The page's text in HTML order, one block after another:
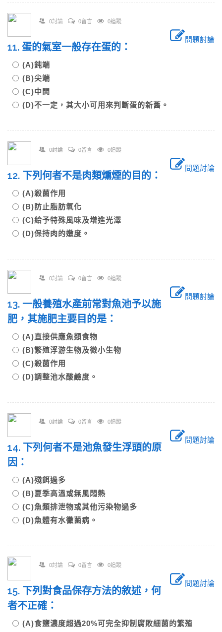
0討論 0留言 0追蹤
問題討論
11. 蛋的氣室一般存在蛋的：
(A)鈍端
(B)尖端
(C)中間
(D)不一定，其大小可用來判斷蛋的新舊。
0討論 0留言 0追蹤
問題討論
12. 下列何者不是肉類燻煙的目的：
(A)殺菌作用
(B)防止脂肪氧化
(C)給予特殊風味及增進光澤
(D)保持肉的嫩度。
0討論 0留言 0追蹤
問題討論
13. 一般養殖水產前常對魚池予以施
肥，其施肥主要目的是：
(A)直接供應魚類食物
(B)繁殖浮游生物及微小生物
(C)殺菌作用
(D)調整池水酸鹼度。
0討論 0留言 0追蹤
問題討論
14. 下列何者不是池魚發生浮頭的原
因：
(A)殘餌過多
(B)夏季高溫或無風悶熱
(C)魚類排泄物或其他污染物過多
(D)魚體有水黴菌病。
0討論 0留言 0追蹤
問題討論
15. 下列對食品保存方法的敘述，何
者不正確：
(A)食鹽濃度超過20%可完全抑制腐敗細菌的繁殖